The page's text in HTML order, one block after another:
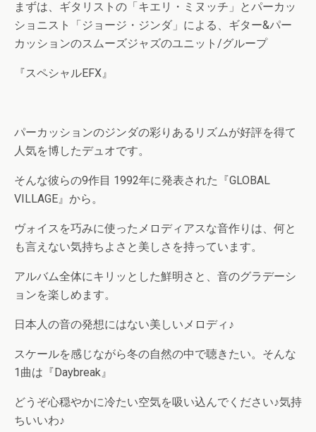
まずは、ギタリストの「キエリ・ミヌッチ」とパーカッ
ショニスト「ジョージ・ジンダ」による、ギター&パー
カッションのスムーズジャズのユニット/グループ
『スペシャルEFX』
パーカッションのジンダの彩りあるリズムが好評を得て
人気を博したデュオです。
そんな彼らの9作目 1992年に発表された『GLOBAL
VILLAGE』から。
ヴォイスを巧みに使ったメロディアスな音作りは、何と
も言えない気持ちよさと美しさを持っています。
アルバム全体にキリッとした鮮明さと、音のグラデーシ
ョンを楽しめます。
日本人の音の発想にはない美しいメロディ♪
スケールを感じながら冬の自然の中で聴きたい。そんな
1曲は『Daybreak』
どうぞ心穏やかに冷たい空気を吸い込んでください♪気持
ちいいわ♪